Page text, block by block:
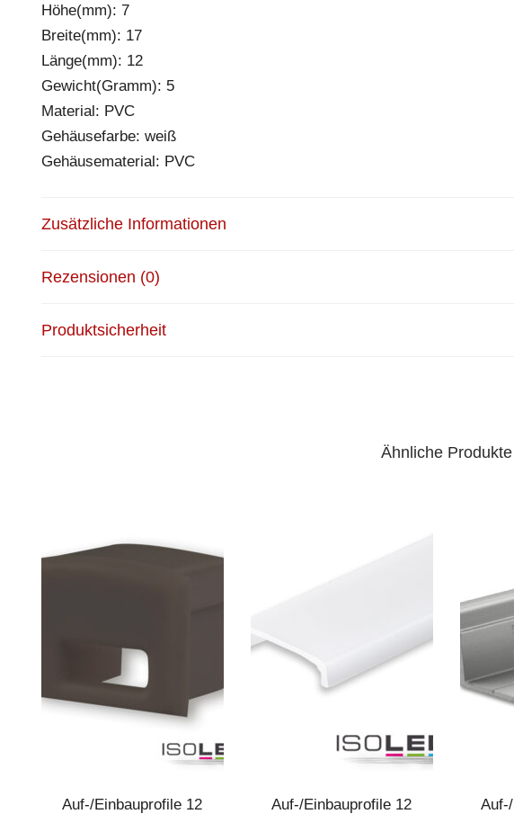
Höhe(mm): 7
Breite(mm): 17
Länge(mm): 12
Gewicht(Gramm): 5
Material: PVC
Gehäusefarbe: weiß
Gehäusematerial: PVC
Zusätzliche Informationen
Rezensionen (0)
Produktsicherheit
Ähnliche Produkte
Auf-/Einbauprofile 12
Auf-/Einbauprofile 12